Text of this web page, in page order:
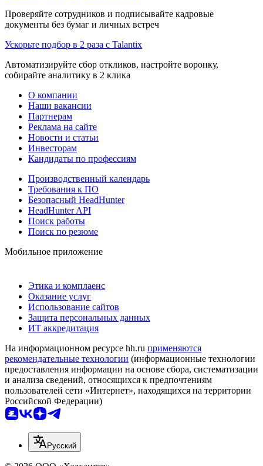
Проверяйте сотрудников и подписывайте кадровые
документы без бумаг и личных встреч
Ускорьте подбор в 2 раза с Talantix
Автоматизируйте сбор откликов, настройте воронку,
собирайте аналитику в 2 клика
О компании
Наши вакансии
Партнерам
Реклама на сайте
Новости и статьи
Инвесторам
Кандидаты по профессиям
Производственный календарь
Требования к ПО
Безопасный HeadHunter
HeadHunter API
Поиск работы
Поиск по резюме
Мобильное приложение
Этика и комплаенс
Оказание услуг
Использование сайтов
Защита персональных данных
ИТ аккредитация
На информационном ресурсе hh.ru применяются
рекомендательные технологии (информационные технологии
предоставления информации на основе сбора, систематизации
и анализа сведений, относящихся к предпочтениям
пользователей сети «Интернет», находящихся на территории
Российской Федерации)
Русский